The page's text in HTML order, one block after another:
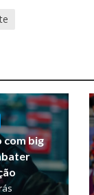
com big